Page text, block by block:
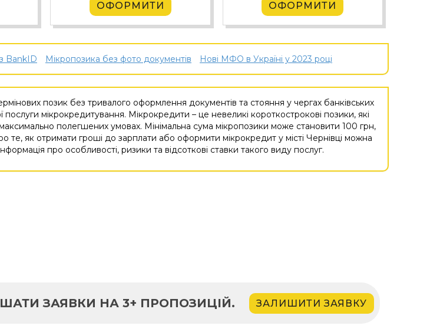
ОФОРМИТИ ОФОРМИТИ
BankID Мікропозика без фото документів Нові МФО в Україні у 2023 році
позик без тривалого оформлення документів та стояння у чергах банківських
мікрокредитування. Мікрокредити – це невеликі короткострокові позики, які
полегшених умовах. Мінімальна сума мікропозики може становити 100 грн,
те, як отримати гроші до зарплати або оформити мікрокредит у місті Чернівці можна
про особливості, ризики та відсоткові ставки такого виду послуг.
ЗАЯВКИ НА 3+ ПРОПОЗИЦІЙ. ЗАЛИШИТИ ЗАЯВКУ